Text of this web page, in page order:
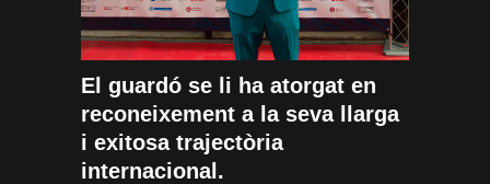
El guardó se li ha atorgat en
reconeixement a la seva llarga
i exitosa trajectòria
internacional.